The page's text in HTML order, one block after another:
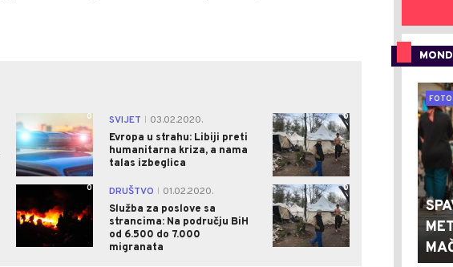
0 SVIJET
03.02.2020.
Evropa u strahu: Libiji preti
humanitarna kriza, a nama
talas izbeglica
0
0 DRUŠTVO
01.02.2020.
Služba za poslove sa
strancima: Na području BiH
od 6.500 do 7.000
migranata
0